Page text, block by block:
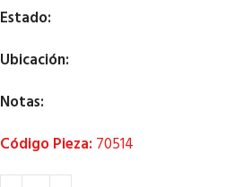
Estado:
Ubicación:
Notas:
Código Pieza: 70514